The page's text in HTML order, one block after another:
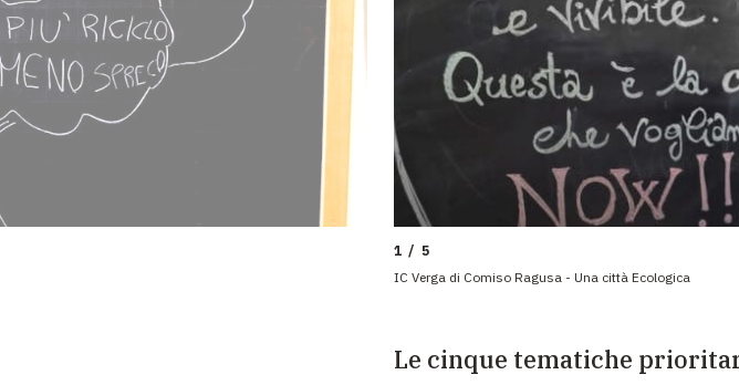
1 / 5
IC Verga di Comiso Ragusa - Una città Ecologica
Le cinque tematiche